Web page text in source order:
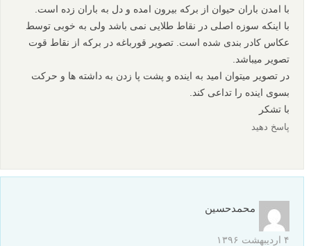
با امدن باران حیوان از برکه بیرون امده و دل به باران زده است.
با اینکه سوزه اصلی در نقاط طلایی نمی باشد ولی به خوبی توسط
عکاس کادر بندی شده است. تصویر قورباغه در برکه از نقاط قوت
تصویر میباشد.
در تصویر میتوان امید به اینده و پشت پا زدن به داشته ها و حرکت
بسوی اینده را تداعی کند.
با تشکر
پاسخ دهید
محمدحسین
۴ اردیبهشت ۱۳۹۶